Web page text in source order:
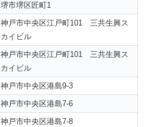
堺市堺区匠町1
神戸市中央区江戸町101 三共生興ス
カイビル
神戸市中央区江戸町101 三共生興ス
カイビル
神戸市中央区港島9-3
神戸市中央区港島7-6
神戸市中央区港島7-8